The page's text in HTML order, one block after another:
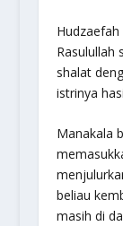
Rasulullah
shalat
istrinya
Manakala
beliau
masih di